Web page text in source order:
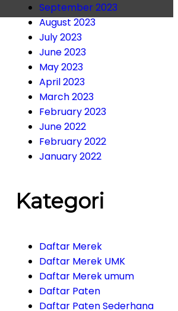
September 2023
August 2023
July 2023
June 2023
May 2023
April 2023
March 2023
February 2023
June 2022
February 2022
January 2022
Kategori
Daftar Merek
Daftar Merek UMK
Daftar Merek umum
Daftar Paten
Daftar Paten Sederhana